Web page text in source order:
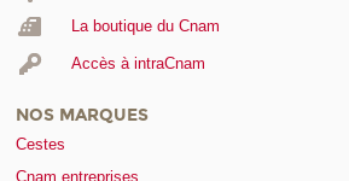
La boutique du Cnam
Accès à intraCnam
NOS MARQUES
Cestes
Cnam entreprises